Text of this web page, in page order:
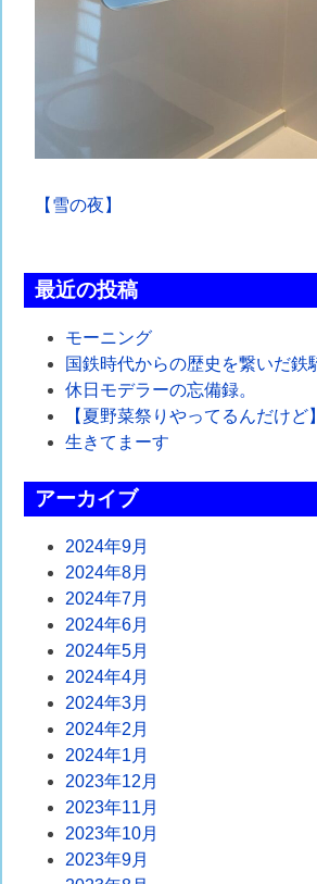
投
ナ
ビ
ゲ
ー
シ
ョ
ン
【雪の夜】
最近の投稿
モーニング
国鉄時代からの歴史を繋いだ鉄
休日モデラーの忘備録。
【夏野菜祭りやってるんだけど】
生きてまーす
アーカイブ
2024年9月
2024年8月
2024年7月
2024年6月
2024年5月
2024年4月
2024年3月
2024年2月
2024年1月
2023年12月
2023年11月
2023年10月
2023年9月